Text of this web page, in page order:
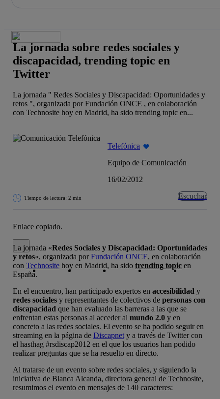
principal
La jornada sobre redes sociales y
discapacidad, trending topic en
Twitter
La jornada " Redes Sociales y Discapacidad: Oportunidades y
retos ", organizada por Fundación ONCE , en colaboración
con Technosite hoy en Madrid, ha sido trending topic en...
Telefónica
Equipo de Comunicación
16/02/2012
Tiempo de lectura: 2 min Escuchar
Enlace copiado.
Cerrar mensaje de alerta
Copiar enlace
Copiar enlacefacebook twitter whatsapp linkedin
La jornada «Redes Sociales y Discapacidad: Oportunidades
y retos«, organizada porFundación ONCE, en colaboración
con Technosite hoy en Madrid, ha sido trending topic en
España.
En el encuentro, han participado expertos en accesibilidad y
redes sociales y representantes de colectivos de personas con
discapacidad que han evaluado las barreras a las que se
enfrentan estas personas al acceder al mundo 2.0 y en
concreto a las redes sociales. El evento se ha podido seguir en
streaming en la página de Discapnet y a través de Twitter con
el hasthag #rsdiscap2012 en el que los usuarios han podido
realizar preguntas que se ha resuelto en directo.
Al tratarse de un evento sobre redes sociales, y siguiendo la
iniciativa de Blanca Alcanda, directora general de Technosite,
resumimos el evento en mensajes de 140 caracteres: